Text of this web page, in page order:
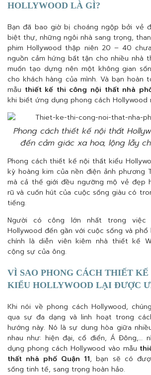
HOLLYWOOD LÀ GÌ?
Bạn đã bao giờ bị choáng ngộp bởi vẻ
biệt thự, những ngôi nhà sang trọng,
phim Hollywood thập niên 20 – 40
nguồn cảm hứng bất tận cho nhiều nhà
muốn tạo dựng nên một không gian
cho khách hàng của mình. Và bạn hoàn
mẫu thiết kế thi công nội thất nhà
khi biết ứng dụng phong cách Hollywood
Phong cách thiết kế nội thất
đến cảm giác xa hoa, lộng lẫy
Phong cách thiết kế nội thất kiểu
kỳ hoàng kim của nền điện ảnh phương
mà cả thế giới đều ngưỡng mộ vẻ đẹp
rũ và cuốn hút của cuộc sống giàu có
tiếng.
Người có công lớn nhất trong việc
Hollywood đến gần với cuộc sống và
chính là diễn viên kiêm nhà thiết kế
cộng sự của ông.
VÌ SAO PHONG CÁCH THIẾT
KIỂU HOLLYWOOD LẠI ĐƯỢC
Khi nói về phong cách Hollywood,
qua sự đa dạng và linh hoạt trong
hướng này. Nó là sự dung hòa giữa
nhau như: hiện đại, cổ điển, Á Đông,…
dụng phong cách Hollywood vào mẫu
thất nhà phố Quận 11, bạn sẽ có
sống tinh tế, sang trọng hoàn hảo.